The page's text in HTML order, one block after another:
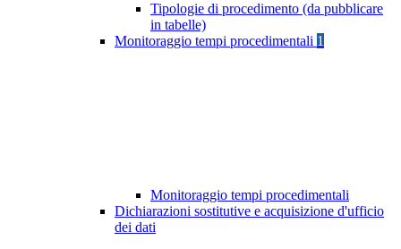
Tipologie di procedimento (da pubblicare
in tabelle)
Monitoraggio tempi procedimentali 1
Monitoraggio tempi procedimentali
Dichiarazioni sostitutive e acquisizione d'ufficio
dei dati